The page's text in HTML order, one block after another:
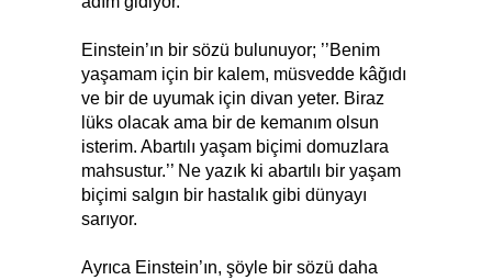
Einstein’ın bir sözü bulunuyor; ’’Benim
yaşamam için bir kalem, müsvedde kâğıdı
ve bir de uyumak için divan yeter. Biraz
lüks olacak ama bir de kemanım olsun
isterim. Abartılı yaşam biçimi domuzlara
mahsustur.’’ Ne yazık ki abartılı bir yaşam
biçimi salgın bir hastalık gibi dünyayı
sarıyor.
Ayrıca Einstein’ın, şöyle bir sözü daha